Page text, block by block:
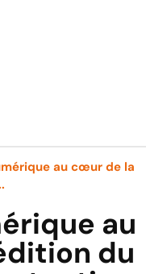
au cœur de la
au
du